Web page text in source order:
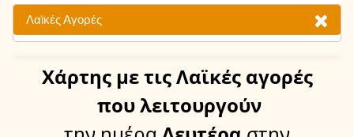
Λαϊκές Αγορές
Χάρτης με τις Λαϊκές αγορές
που λειτουργούν